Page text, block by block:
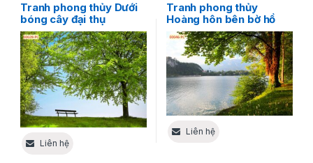
Tranh phong thủy Dưới
bóng cây đại thụ
Liên hệ
Tranh phong thủy
Hoàng hôn bên bờ hồ
Liên hệ